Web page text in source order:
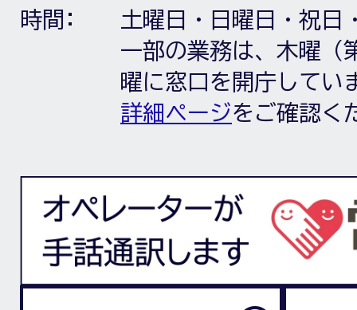
時間:
土曜日・日曜日・祝日
一部の業務は、木曜（
曜に窓口を開庁してい
詳細ページをご確認く